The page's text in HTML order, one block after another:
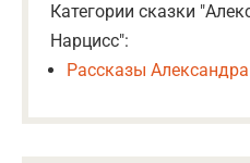
Категории сказки
Нарцисс":
Рассказы